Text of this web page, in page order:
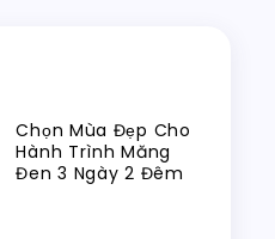
Chọn Mùa Đẹp Cho
Hành Trình Măng
Đen 3 Ngày 2 Đêm